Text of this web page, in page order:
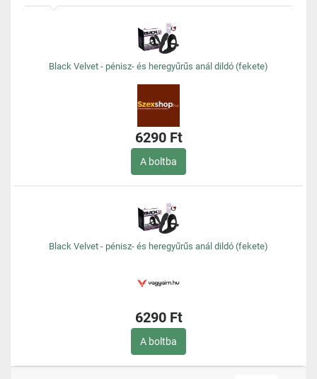
Black Velvet - pénisz- és heregyűrűs anál dildó (fekete)
6290 Ft
A boltba
Black Velvet - pénisz- és heregyűrűs anál dildó (fekete)
6290 Ft
A boltba